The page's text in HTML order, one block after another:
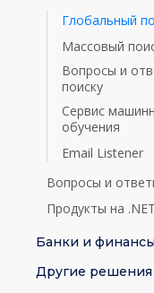
Глобальный
Массовый
Вопросы и
поиску
Сервис
обучения
Email Listener
Вопросы и
Продукты на
Банки и финансы
Другие решения